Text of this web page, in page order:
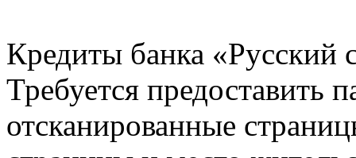
Кредиты банка «Русский
Требуется предоставить
отсканированные